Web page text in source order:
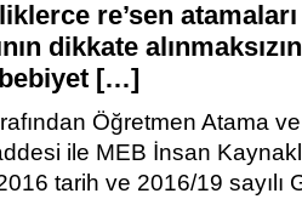
re’sen atamaları
dikkate alınmaksızın
[…]
Öğretmen Atama
ile MEB İnsan
tarih ve 2016/19 sayılı